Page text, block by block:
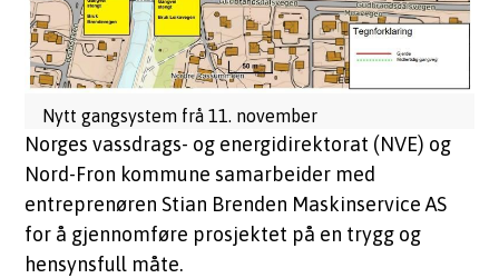
Nytt gangsystem frå 11. november
Norges vassdrags- og energidirektorat (NVE) og
Nord-Fron kommune samarbeider med
entreprenøren Stian Brenden Maskinservice AS
for å gjennomføre prosjektet på en trygg og
hensynsfull måte.